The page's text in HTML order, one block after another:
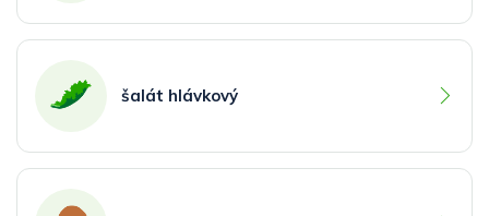
šalát hlávkový